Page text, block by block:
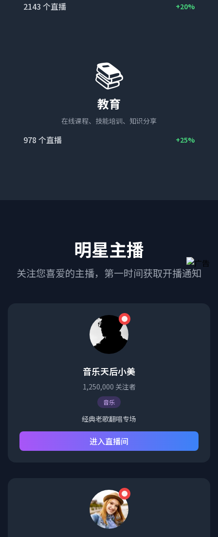
2143 个直播 +20%
📚
教育
在线课程、技能培训、知识分享
978 个直播 +25%
明星主播
关注您喜爱的主播，第一时间获取开播通知
音乐天后小美
1,250,000 关注者
音乐
经典老歌翻唱专场
进入直播间